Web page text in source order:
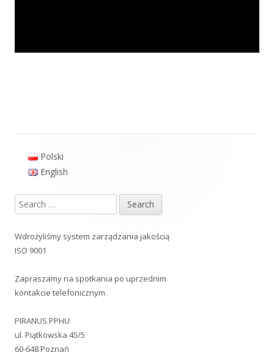
MainPolski
English
Search
for:
Wdrożyliśmy system zarządzania jakością
ISO 9001
Zapraszamy na spotkania po uprzednim
kontakcie telefonicznym.
PIRANUS PPHU
ul. Piątkowska 45/5
60-648 Poznań